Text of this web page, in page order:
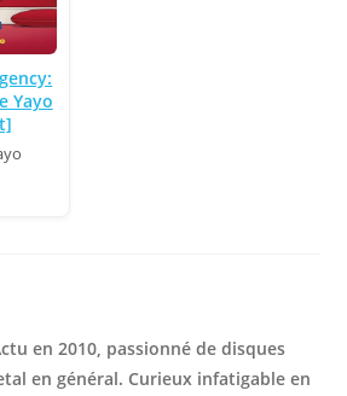
Yayo
en 2010, passionné de disques
en général. Curieux infatigable en